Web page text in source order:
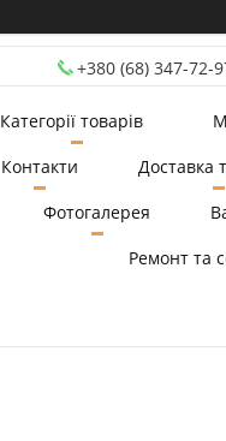
+380 (68) 347-72-
Категорії товарів
Контакти
Доставка
Фотогалерея
Ремонт та